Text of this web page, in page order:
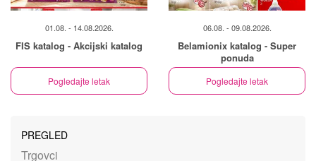
01.08. - 14.08.2026.
FIS katalog - Akcijski katalog
Pogledajte letak
06.08. - 09.08.2026.
Belamionix katalog - Super
ponuda
Pogledajte letak
PREGLED
Trgovci